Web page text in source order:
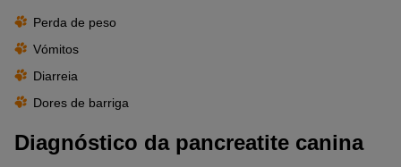
Perda de peso
Vómitos
Diarreia
Dores de barriga
Diagnóstico da pancreatite canina